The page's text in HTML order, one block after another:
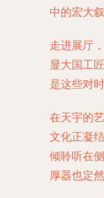
中的宏大
走进展厅
显大国工
是这些对
在天宇的
文化正凝
倾聆听在
厚器也定